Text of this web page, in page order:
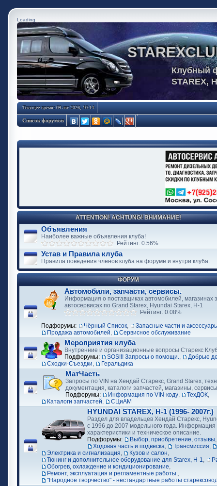
Loading
Клубный
STAREX,
Текущее время: 09 авг 2026, 10:14
Список форумов
ATTENTION! ACHTUNG! ВНИМАНИЕ!
Объявления
Наиболее важные объявления клуба!
Рейтинг: 0.56%
Устав и Правила клуба
Правила поведения членов клуба на форуме и внутри клуба.
ФОРУМ
Автомобили, запчасти, сервисы.
Информация о поставщиках автомобилей, магазинах
автосервисах по Grand Starex, Hyundai Starex, H-1
Рейтинг: 0.08%
Подфорумы:
Чёрный Список,
Запасные части и
Продажа автомобилей, Сервисное обслуживание
Мероприятия клуба
Внутренние и организационные вопросы Старекс
Подфорумы:
SOS!!! Запросы о помощи.,
Добрые
Сходки-Съездки, Геральдика
МатЧасть
Запросы по VIN на Хендай Старекс, Grand Starex,
документация, каталоги запчастей, магазины, сервисы
Подфорумы:
Информация по VIN-коду, ТехДОК,
Каталоги запчастей, СЦиАМ
HYUNDAI STAREX, H-1 (1996- 2007г.)
Раздел для владельцев Хендай Старекс,
с 1996 до 2007 модельного года. Информация
характеристики и техническое описание.
Подфорумы:
Выбор, приобретение, отзывы
Ходовая часть и подвеска, Трансмиссия,
Электрика и сигнализация, Кузов и салон,
Тюнинг и дополнительное оборудование для Starex, H-1,
Обогрев, охлаждение и кондиционирование,
Ремонт, эксплуатация и регламентные работы.,
"Народное творчество" - нестандартные работы